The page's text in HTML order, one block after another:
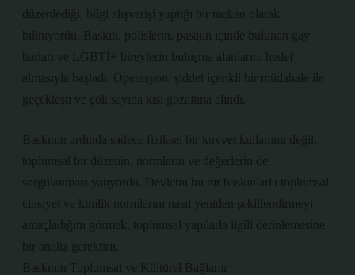
düzenlediği, bilgi alışverişi yaptığı bir mekan olarak
biliniyordu. Baskın, polislerin, pasajın içinde bulunan gay
barları ve LGBTİ+ bireylerin buluşma alanlarını hedef
almasıyla başladı. Operasyon, şiddet içerikli bir müdahale ile
geçekleşti ve çok sayıda kişi gözaltına alındı.
Baskının ardında sadece fiziksel bir kuvvet kullanımı değil,
toplumsal bir düzenin, normların ve değerlerin de
sorgulanması yatıyordu. Devletin bu tür baskınlarla toplumsal
cinsiyet ve kimlik normlarını nasıl yeniden şekillendirmeyi
amaçladığını görmek, toplumsal yapılarla ilgili derinlemesine
bir analiz gerektirir.
Baskının Toplumsal ve Kültürel Bağlamı